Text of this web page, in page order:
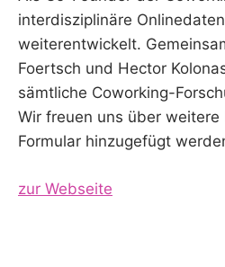
interdisziplinäre
weiterentwickelt.
Foertsch und Hector
sämtliche Coworking-
Wir freuen uns über
Formular hinzugefügt
zur Webseite